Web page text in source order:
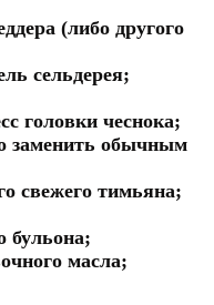
(либо другого
сельдерея;
головки чеснока;
заменить обычным
свежего тимьяна;
бульона;
масла;